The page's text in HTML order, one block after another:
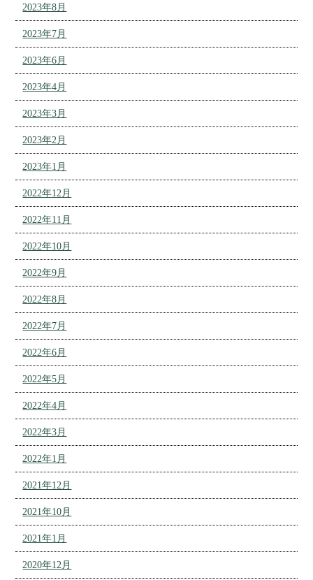
2023年8月
2023年7月
2023年6月
2023年4月
2023年3月
2023年2月
2023年1月
2022年12月
2022年11月
2022年10月
2022年9月
2022年8月
2022年7月
2022年6月
2022年5月
2022年4月
2022年3月
2022年1月
2021年12月
2021年10月
2021年1月
2020年12月